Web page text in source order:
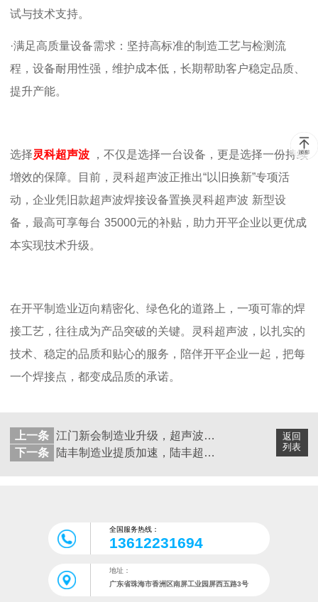
试与技术支持。
·满足高质量设备需求：坚持高标准的制造工艺与检测流
程，设备耐用性强，维护成本低，长期帮助客户稳定品质、
提升产能。
选择灵科超声波
，不仅是选择一台设备，更是选择一份持续
增效的保障。目前，灵科超声波正推出“以旧换新”专项活
动，企业凭旧款超声波焊接设备置换灵科超声波 新型设
备，最高可享每台 35000元的补贴，助力开平企业以更优成
本实现技术升级。
在开平制造业迈向精密化、绿色化的道路上，一项可靠的焊
接工艺，往往成为产品突破的关键。灵科超声波，以扎实的
技术、稳定的品质和贴心的服务，陪伴开平企业一起，把每
一个焊接点，都变成品质的承诺。
返回
列表
上一条
江门新会制造业升级，超声波焊接机如何助其腾飞？
下一条
陆丰制造业提质加速，陆丰超声波焊接机带来怎样的升级助力？
全国服务热线：
13612231694
地址：
广东省珠海市香洲区南屏工业园屏西五路3号